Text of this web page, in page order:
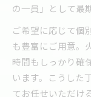
の一員」として最
ご希望に応じて個
も豊富にご用意。
時間もしっかり確
います。こうした
てお任せいただけ